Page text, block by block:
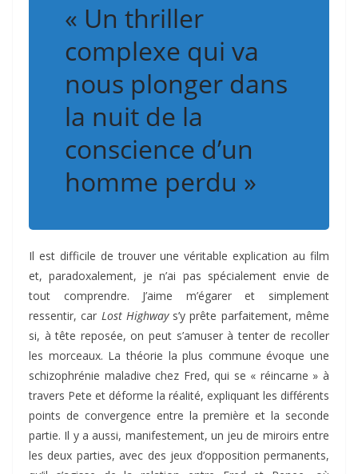
« Un thriller
complexe qui va
nous plonger dans
la nuit de la
conscience d’un
homme perdu »
Il est difficile de trouver une véritable explication au film
et, paradoxalement, je n’ai pas spécialement envie de
tout comprendre. J’aime m’égarer et simplement
ressentir, car Lost Highways’y prête parfaitement, même
si, à tête reposée, on peut s’amuser à tenter de recoller
les morceaux. La théorie la plus commune évoque une
schizophrénie maladive chez Fred, qui se « réincarne » à
travers Pete et déforme la réalité, expliquant les différents
points de convergence entre la première et la seconde
partie. Il y a aussi, manifestement, un jeu de miroirs entre
les deux parties, avec des jeux d’opposition permanents,